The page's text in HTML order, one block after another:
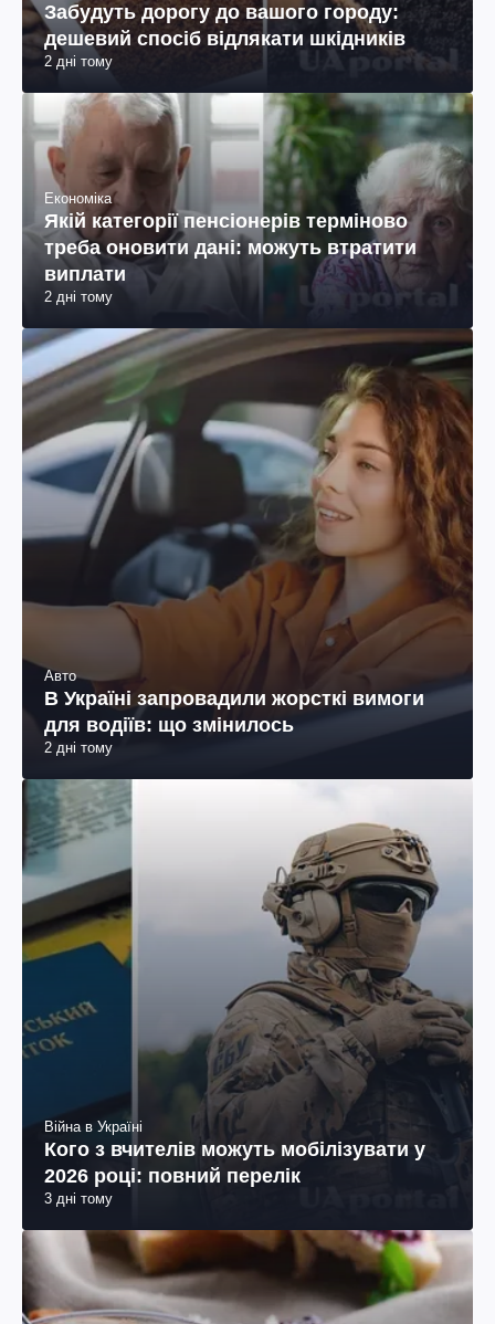
Забудуть дорогу до вашого городу:
дешевий спосіб відлякати шкідників
2 дні тому
Економіка
Якій категорії пенсіонерів терміново
треба оновити дані: можуть втратити
виплати
2 дні тому
Авто
В Україні запровадили жорсткі вимоги
для водіїв: що змінилось
2 дні тому
Війна в Україні
Кого з вчителів можуть мобілізувати у
2026 році: повний перелік
3 дні тому